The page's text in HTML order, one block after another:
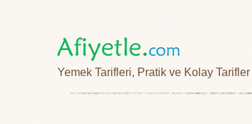
Yemek Tarifleri, Pratik ve Kolay Tarifler